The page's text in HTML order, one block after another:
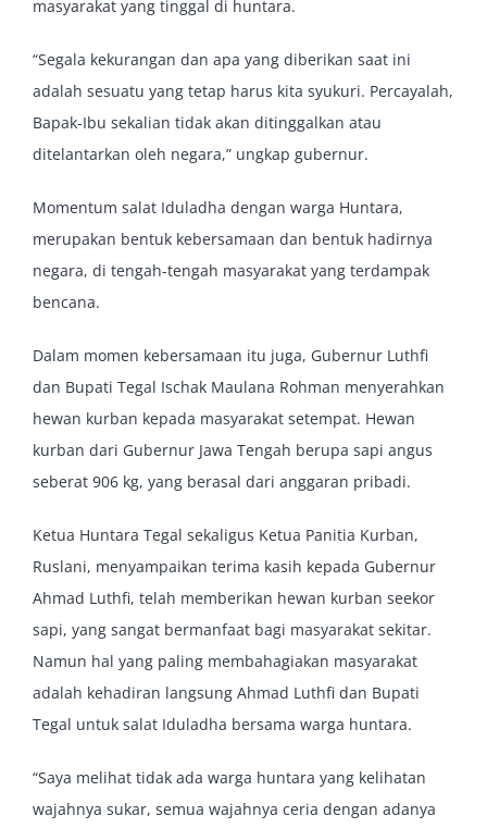
masyarakat yang tinggal di huntara.
“Segala kekurangan dan apa yang diberikan saat ini
adalah sesuatu yang tetap harus kita syukuri. Percayalah,
Bapak-Ibu sekalian tidak akan ditinggalkan atau
ditelantarkan oleh negara,” ungkap gubernur.
Momentum salat Iduladha dengan warga Huntara,
merupakan bentuk kebersamaan dan bentuk hadirnya
negara, di tengah-tengah masyarakat yang terdampak
bencana.
Dalam momen kebersamaan itu juga, Gubernur Luthfi
dan Bupati Tegal Ischak Maulana Rohman menyerahkan
hewan kurban kepada masyarakat setempat. Hewan
kurban dari Gubernur Jawa Tengah berupa sapi angus
seberat 906 kg, yang berasal dari anggaran pribadi.
Ketua Huntara Tegal sekaligus Ketua Panitia Kurban,
Ruslani, menyampaikan terima kasih kepada Gubernur
Ahmad Luthfi, telah memberikan hewan kurban seekor
sapi, yang sangat bermanfaat bagi masyarakat sekitar.
Namun hal yang paling membahagiakan masyarakat
adalah kehadiran langsung Ahmad Luthfi dan Bupati
Tegal untuk salat Iduladha bersama warga huntara.
“Saya melihat tidak ada warga huntara yang kelihatan
wajahnya sukar, semua wajahnya ceria dengan adanya